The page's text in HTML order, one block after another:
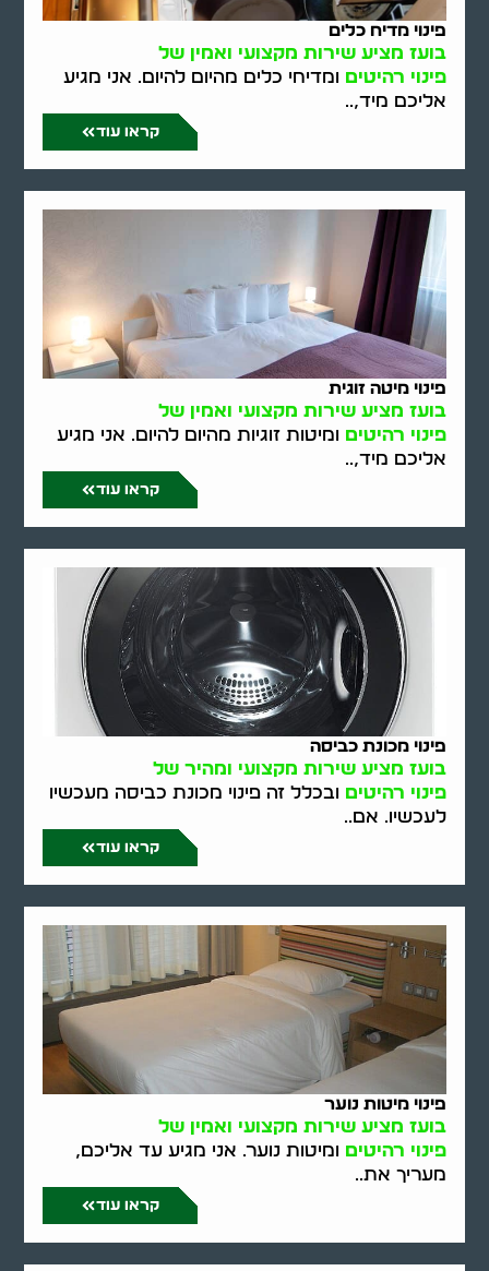
פינוי מדיח כלים
בועז מציע שירות מקצועי ואמין של
פינוי רהיטים ומדיחי כלים מהיום להיום. אני מגיע
אליכם מיד,..
קראו עוד
פינוי מיטה זוגית
בועז מציע שירות מקצועי ואמין של
פינוי רהיטים ומיטות זוגיות מהיום להיום. אני מגיע
אליכם מיד,..
קראו עוד
פינוי מכונת כביסה
בועז מציע שירות מקצועי ומהיר של
פינוי רהיטים ובכלל זה פינוי מכונת כביסה מעכשיו
לעכשיו. אם..
קראו עוד
פינוי מיטות נוער
בועז מציע שירות מקצועי ואמין של
פינוי רהיטים ומיטות נוער. אני מגיע עד אליכם,
מעריך את..
קראו עוד